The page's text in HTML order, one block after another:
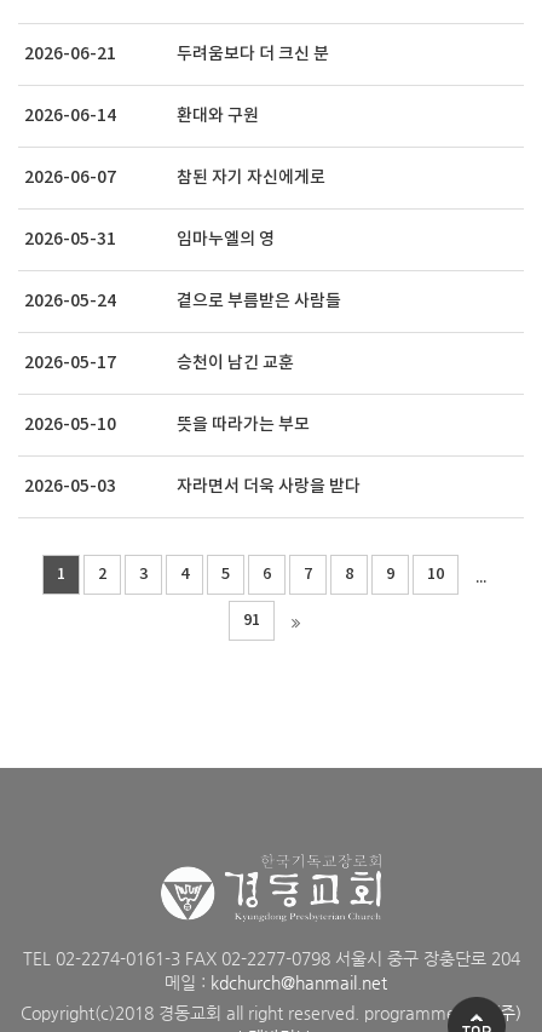
2026-06-21 두려움보다 더 크신 분
2026-06-14 환대와 구원
2026-06-07 참된 자기 자신에게로
2026-05-31 임마누엘의 영
2026-05-24 곁으로 부름받은 사람들
2026-05-17 승천이 남긴 교훈
2026-05-10 뜻을 따라가는 부모
2026-05-03 자라면서 더욱 사랑을 받다
1 2 3 4 5 6 7 8 9 10 ...
91
TEL 02-2274-0161-3 FAX 02-2277-0798 서울시 중구 장충단로 204
메일 : kdchurch@hanmail.net
Copyright(c)2018 경동교회 all right reserved. programmed by
(주)